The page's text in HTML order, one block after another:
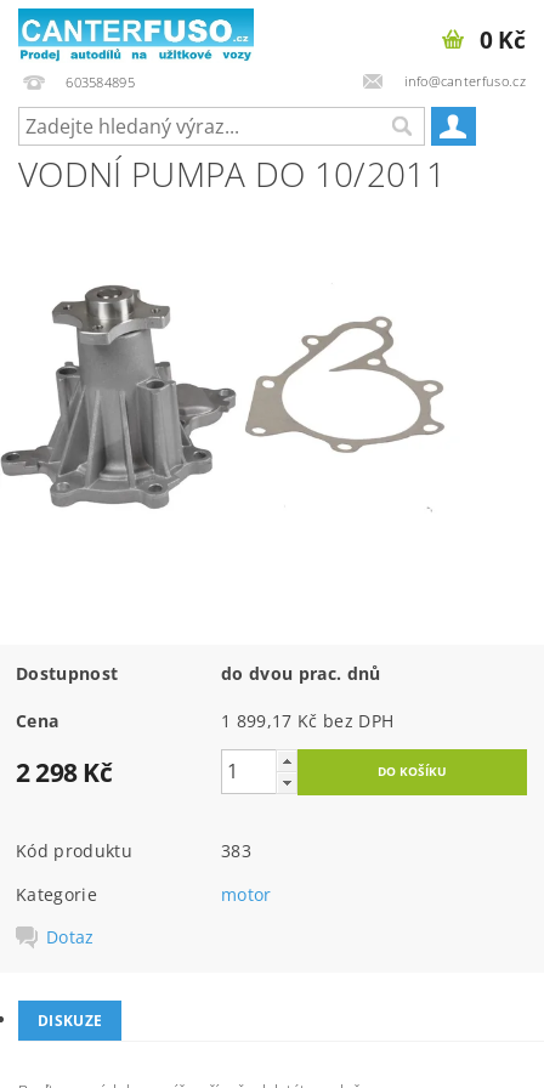
603584895 info@canterfuso.cz
0 Kč
VODNÍ PUMPA DO 10/2011
Dostupnost do dvou prac. dnů
Cena 1 899,17 Kč bez DPH
2 298 Kč
Kód produktu
383
Kategorie
motor
Dotaz
DISKUZE